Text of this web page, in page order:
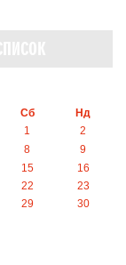
Сб
Нд
1
2
8
9
15
16
22
23
29
30